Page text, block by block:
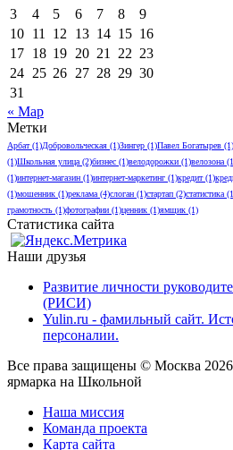
3
4 5 6 7 8
9
10 11 12 13 14 15 16
17 18 19 20 21 22 23
24 25 26 27 28 29 30
31
« Мар
Метки
Арбат(1)Добровольческая (1)Зингер (1)Павел Богатырев (1)
(1)Школьная улица(2)бизнес (1)велодорожки (1)велозона
(1)интернет-магазин (1)интернет-маркетинг (1)кредит(1)
(1)мошенник (1)реклама(4)слоган (1)стартап (2)статистика
грамотность (1)фотографии (1)ценник (1)ямщик (1)
Статистика сайта
Наши друзья
Развитие личности
(РИСИ)
Yulin.ru - фамильный сайт.
персоналии.
Все права защищены © Москва
ярмарка на Школьной
Наша миссия
Команда проекта
Карта сайта